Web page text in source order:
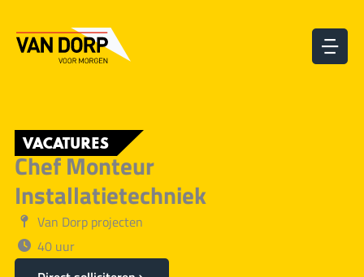
naar
VACATURES
Chef Monteur
Installatietechniek
Van Dorp projecten
40 uur